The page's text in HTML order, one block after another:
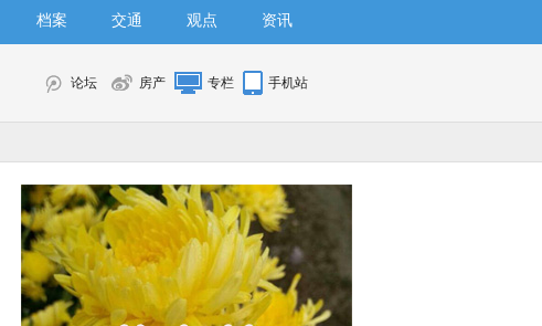
档案 交通 观点 资讯
论坛 房产 专栏 手机站